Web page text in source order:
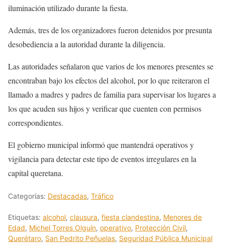
iluminación utilizado durante la fiesta.
Además, tres de los organizadores fueron detenidos por presunta
desobediencia a la autoridad durante la diligencia.
Las autoridades señalaron que varios de los menores presentes se
encontraban bajo los efectos del alcohol, por lo que reiteraron el
llamado a madres y padres de familia para supervisar los lugares a
los que acuden sus hijos y verificar que cuenten con permisos
correspondientes.
El gobierno municipal informó que mantendrá operativos y
vigilancia para detectar este tipo de eventos irregulares en la
capital queretana.
Categorías: Destacadas, Tráfico
Etiquetas: alcohol, clausura, fiesta clandestina, Menores de
Edad, Michel Torres Olguín, operativo, Protección Civil,
Querétaro, San Pedrito Peñuelas, Seguridad Pública Municipal